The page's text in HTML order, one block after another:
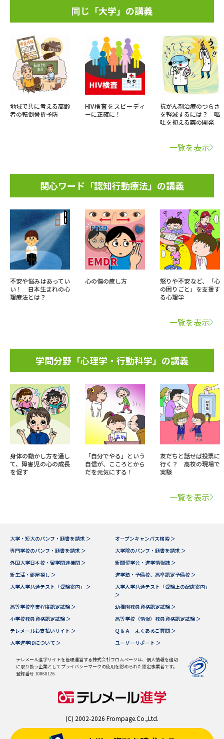
同じ「大学」の講義
地域で共に考える高齢
者の転倒骨折予防
HIV検査をスピーディ
ーに正確に！
抗がん剤治療のつらさ
を軽減するには？ 嘔
吐を抑える薬の開発
一覧を表示
関心ワード「認知行動療法」の講義
不安や悩みはあってい
い！ 日本生まれの心
理療法とは？
心の傷の癒し方
怒りや不安など、「心
の困りごと」を支援す
る心理学
一覧を表示
学問分野「心理学・行動科学」の講義
身体の動かし方を通し
て、障害児の心の成長
を促す
「自分でやる」という
自信が、こころとから
だを元気にする！
友だちと話せば投票に
行く？ 高校の現場で
実験
一覧を表示
大学・短大のパンフ・願書を請求 ＞
オープンキャンパス検索 ＞
専門学校のパンフ・願書を請求 ＞
大学院のパンフ・願書を請求 ＞
外国大学日本校・留学関連機関 ＞
新聞奨学会・進学情報誌 ＞
新生活・部屋探し ＞
進学塾・予備校、高卒認定予備校 ＞
大学入学共通テスト「受験案内」 ＞
大学入学共通テスト「受験上の配慮案内」
＞
高等学校卒業程度認定試験 ＞
幼稚園教員資格認定試験 ＞
小学校教員資格認定試験 ＞
高等学校（情報）教員資格認定試験 ＞
テレメールお支払いサイト ＞
Ｑ＆Ａ よくあるご質問 ＞
大学進学IDについて ＞
ユーザーサポート ＞
テレメール進学サイトを管理運営する株式会社フロムページは、個人情報を適切
に取り扱う企業としてプライバシーマークの使用を認められた認定事業者です。
登録番号 10860126
(C) 2002-2026 Frompage.Co.,Ltd.